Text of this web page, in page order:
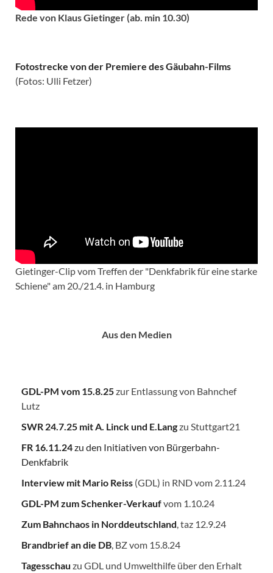
Rede von Klaus Gietinger (ab. min 10.30)
Fotostrecke von der Premiere des Gäubahn-Films
(Fotos: Ulli Fetzer)
Gietinger-Clip vom Treffen der "Denkfabrik für eine starke
Schiene" am 20./21.4. in Hamburg
Aus den Medien
GDL-PM vom 15.8.25zur Entlassung von Bahnchef
Lutz
SWR 24.7.25 mit A. Linck und E.Langzu Stuttgart21
FR 16.11.24zu den Initiativen von Bürgerbahn-
Denkfabrik
Interview mit Mario Reiss (GDL) in RND vom 2.11.24
GDL-PM zum Schenker-Verkaufvom 1.10.24
Zum Bahnchaos in Norddeutschland, taz 12.9.24
Brandbrief an die DB, BZ vom 15.8.24
Tagesschau zu GDL und Umwelthilfe über den Erhalt